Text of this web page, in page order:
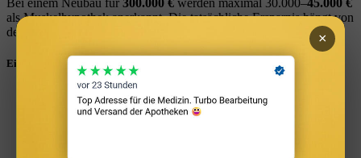
Bei einem Neubau für 300.000 € werden maximal 30.000–45.000 €
als Muskelhypothek anerkannt. Die tatsächliche Ersparnis hängt von
den handwerklichen Fähigkeiten und der verfügbaren Zeit ab.
Eintrag teilen
Teilen auf WhatsApp
Teilen auf LinkedIn
×